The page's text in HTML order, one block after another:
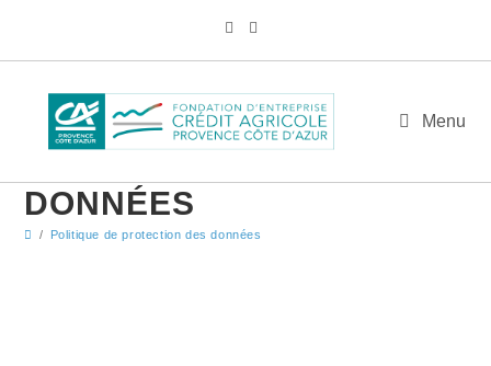
content
Menu
POLITIQUE DE
PROTECTION DES
DONNÉES
/ Politique de protection des données